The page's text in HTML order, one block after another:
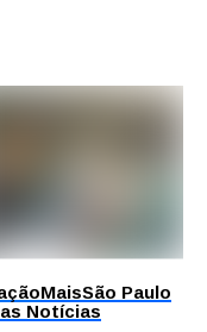
MaisSão Paulo
Notícias